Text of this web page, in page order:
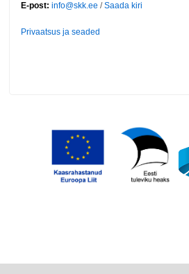
E-post: info@skk.ee /Saada kiri
Privaatsus ja seaded